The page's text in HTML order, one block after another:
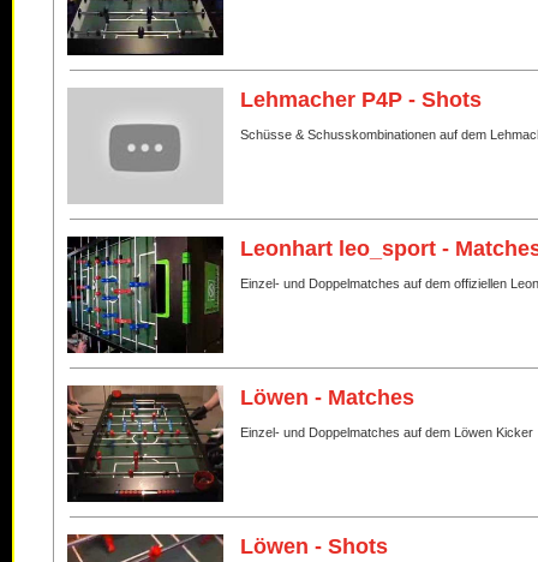
Lehmacher P4P - Shots
Schüsse & Schusskombinationen auf dem
Leonhart leo_sport -
Einzel- und Doppelmatches auf dem offiziellen
Löwen - Matches
Einzel- und Doppelmatches auf dem Löwen Kicker
Löwen - Shots